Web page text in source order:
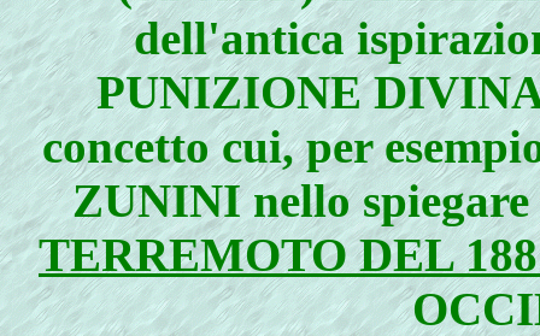
dell'antica
PUNIZIONE
concetto cui, per
ZUNINI nello
TERREMOTO DEL